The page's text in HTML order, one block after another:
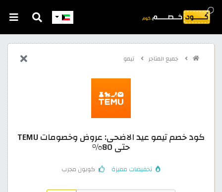
جميع المتاجر تيمو
كود خصم تيمو عيد الاضحى: عروض وخصومات TEMU
حتى 80%
تخفيضات مميزة كوبون مجرب